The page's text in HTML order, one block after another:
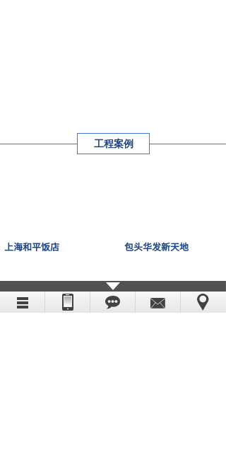
工程案例
上海和平饭店 包头华发新天地